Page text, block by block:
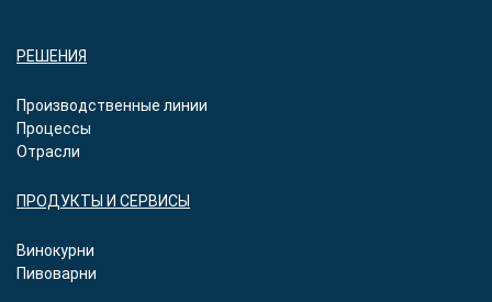
РЕШЕНИЯ
Производственные линии
Процессы
Отрасли
ПРОДУКТЫ И СЕРВИСЫ
Винокурни
Пивоварни